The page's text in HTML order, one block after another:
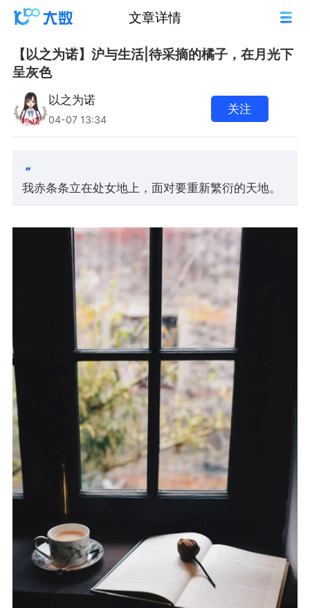
文章详情
【以之为诺】沪与生活|待采摘的橘子，在月光下
呈灰色
以之为诺
04-07 13:34
关注
我赤条条立在处女地上，面对要重新繁衍的天地。